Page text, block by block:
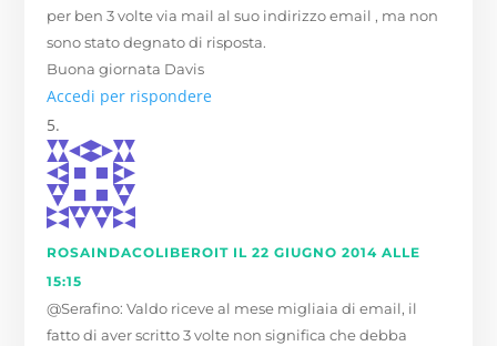
per ben 3 volte via mail al suo indirizzo email , ma non
sono stato degnato di risposta.
Buona giornata Davis
Accedi per rispondere
ROSAINDACOLIBEROIT IL 22 GIUGNO 2014 ALLE
15:15
@Serafino: Valdo riceve al mese migliaia di email, il
fatto di aver scritto 3 volte non significa che debba